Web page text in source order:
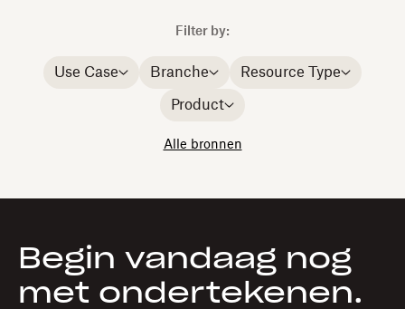
Filter by:
Use Case Branche Resource Type
Product
Alle bronnen
Begin vandaag nog
met ondertekenen.